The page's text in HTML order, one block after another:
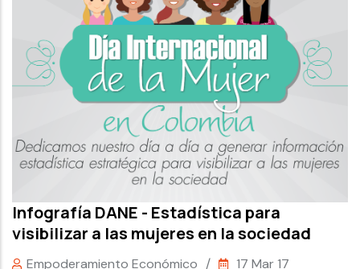
Infografía DANE - Estadística para
visibilizar a las mujeres en la sociedad
Empoderamiento Económico / 17 Mar 17